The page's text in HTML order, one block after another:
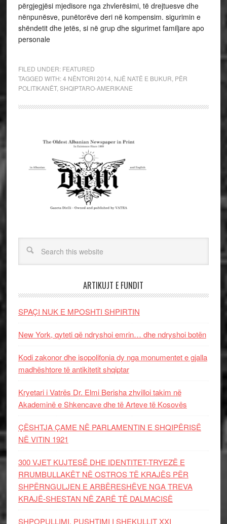
përgjegjësi mjedisore nga zhvlerësimi, të drejtuesve dhe
nënpunësve, punëtorëve deri në kompensim. sigurimin e
shëndetit dhe jetës, si në grup dhe sigurimet familjare apo
personale
FILED UNDER: FEATURED
TAGGED WITH:4 NËNTORI 2014 NJË NATË E BUKUR PËR
POLITIKANËT, SHQIPTARO-AMERIKANE
ARTIKUJT E FUNDIT
SPAÇI NUK E MPOSHTI SHPIRTIN
New York, qyteti që ndryshoi emrin… dhe ndryshoi botën
Kodi zakonor dhe isopolifonia dy nga monumentet e gjalla
madhështore të antikitetit shqiptar
Kryetari i Vatrës Dr. Elmi Berisha zhvilloi takim në
Akademinë e Shkencave dhe të Arteve të Kosovës
ÇËSHTJA ÇAME NË PARLAMENTIN E SHQIPËRISË
NË VITIN 1921
300 VJET KUJTESË DHE IDENTITET-TRYEZË E
RRUMBULLAKËT NË OSTROS TË KRAJËS PËR
SHPËRNGULJEN E ARBËRESHËVE NGA TREVA
KRAJË-SHESTAN NË ZARË TË DALMACISË
SHPOPULLIMI, PUSHTIMI I SHEKULLIT XXI